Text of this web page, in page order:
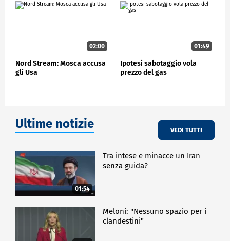
02:00
Nord Stream: Mosca accusa
gli Usa
01:49
Ipotesi sabotaggio vola
prezzo del gas
Ultime notizie VEDI TUTTI
01:54
Tra intese e minacce un Iran
senza guida?
Meloni: "Nessuno spazio per i
clandestini"